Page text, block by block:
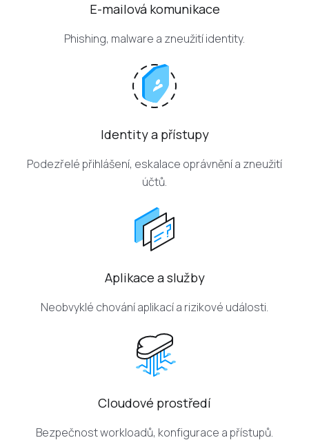
E-mailová komunikace
Phishing, malware a zneužití identity.
Identity a přístupy
Podezřelé přihlášení, eskalace oprávnění a zneužití
účtů.
Aplikace a služby
Neobvyklé chování aplikací a rizikové události.
Cloudové prostředí
Bezpečnost workloadů, konfigurace a přístupů.